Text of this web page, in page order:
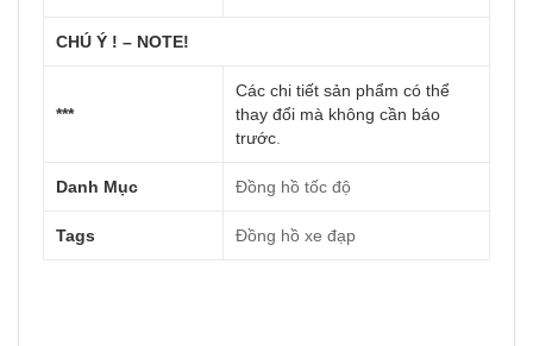
CHÚ Ý ! – NOTE!
***
Các chi tiết sản phẩm có thể
thay đổi mà không cần báo
trước
Danh Mục Đồng hồ tốc độ
Tags Đồng hồ xe đạp